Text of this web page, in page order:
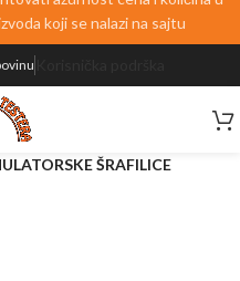
koji se nalazi na sajtu
ŠRAFILICE